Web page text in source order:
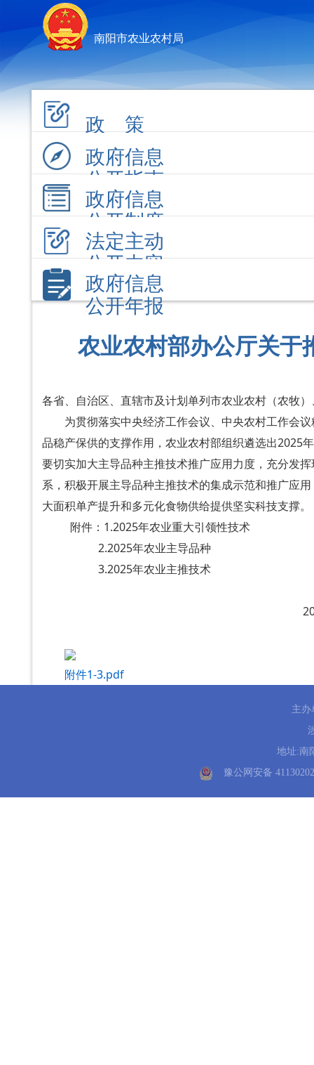
南阳市农业农村局
政 策
政府信息
公开指南
政府信息
公开制度
法定主动
公开内容
政府信息
公开年报
农业农村部办公厅关于
各省、自治区、直辖市及计划单列市农业农村（农牧
为贯彻落实中央经济工作会议、中央农村工作会议
品稳产保供的支撑作用，农业农村部组织遴选出2025
要切实加大主导品种主推技术推广应用力度，充分发
系，积极开展主导品种主推技术的集成示范和推广应
大面积单产提升和多元化食物供给提供坚实科技支撑。
附件：1.2025年农业重大引领性技术
2.2025年农业主导品种
3.2025年农业主推技术
2025年4月
附件1-3.pdf
主办
地址:南
豫公网安备